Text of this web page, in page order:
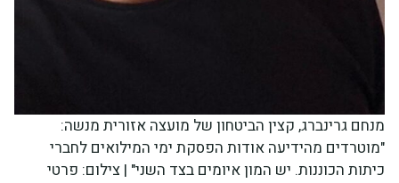
מנחם גרינברג, קצין הביטחון של מועצה אזורית מנשה:
"מוטרדים מהידיעה אודות הפסקת ימי המילואים לחברי
כיתות הכוננות. יש המון איומים בצד השני" | צילום: פרטי